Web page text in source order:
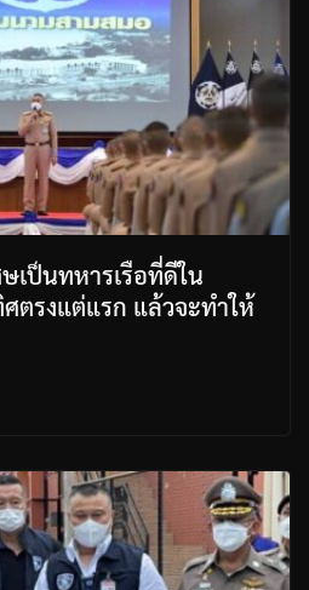
เป็นทหารเรือที่ดีใน
ตรงแต่แรก แล้วจะทำให้